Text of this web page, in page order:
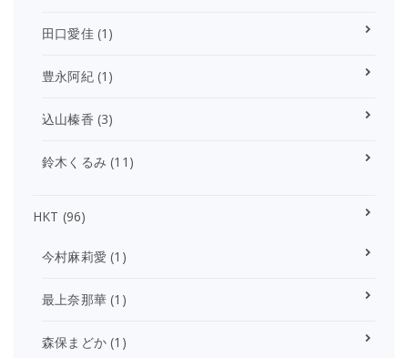
田口愛佳(1)
豊永阿紀(1)
込山榛香 (3)
鈴木くるみ (11)
HKT (96)
今村麻莉愛 (1)
最上奈那華 (1)
森保まどか (1)